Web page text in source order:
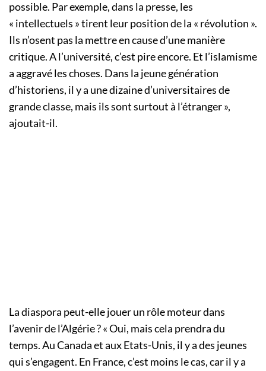
possible. Par exemple, dans la presse, les
« intellectuels » tirent leur position de la « révolution ».
Ils n’osent pas la mettre en cause d’une manière
critique. A l’université, c’est pire encore. Et l’islamisme
a aggravé les choses. Dans la jeune génération
d’historiens, il y a une dizaine d’universitaires de
grande classe, mais ils sont surtout à l’étranger »,
ajoutait-il.
La diaspora peut-elle jouer un rôle moteur dans
l’avenir de l’Algérie ? « Oui, mais cela prendra du
temps. Au Canada et aux Etats-Unis, il y a des jeunes
qui s’engagent. En France, c’est moins le cas, car il y a